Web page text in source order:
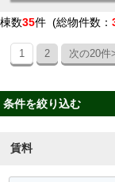
棟数35件 (総物件数：
1 2 次の20件
条件を絞り込む
賃料